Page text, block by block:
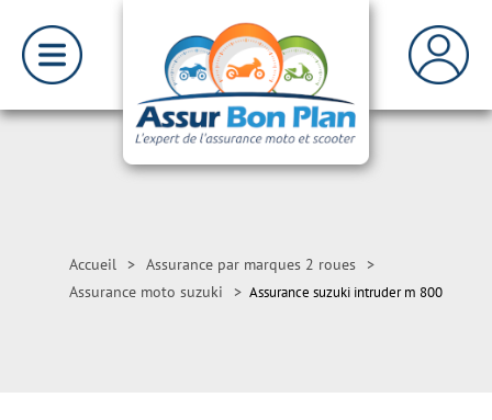
Accueil > Assurance par marques 2 roues >
Assurance moto suzuki
> Assurance suzuki intruder m 800